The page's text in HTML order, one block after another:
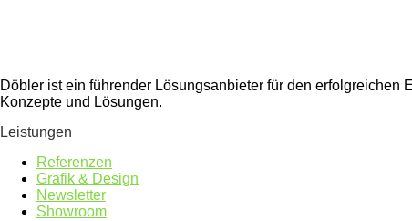
Döbler ist ein führender Lösungsanbieter für den
Konzepte und Lösungen.
Leistungen
Referenzen
Grafik & Design
Newsletter
Showroom